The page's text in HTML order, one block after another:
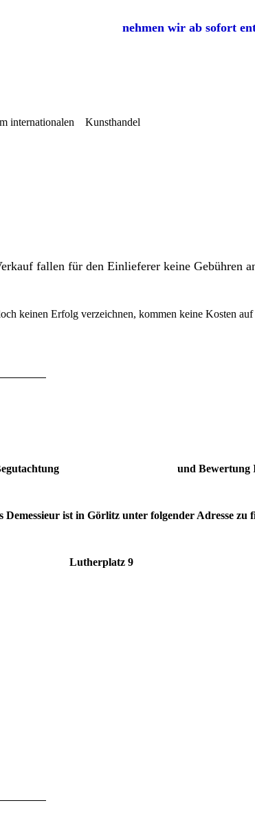
nehmen wir ab sofort
internationalen Kunsthandel
fallen für den Einlieferer keine Gebühren
keinen Erfolg verzeichnen, kommen keine Kosten
kostenfreien Begutachtung und Bewertung
Demessieur ist in Görlitz unter folgender Adresse zu
Lutherplatz 9